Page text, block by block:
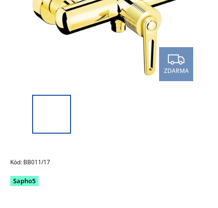
ZDARMA
Kód: BB011/17
Sapho5